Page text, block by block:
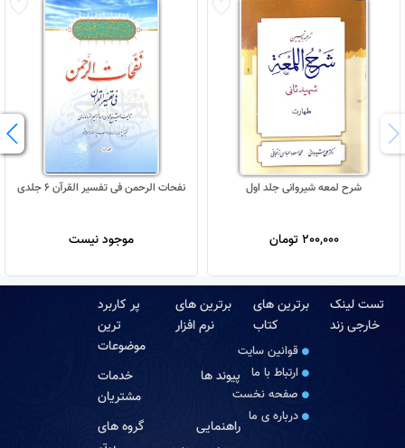
شرح لمعه شیروانی جلد اول
200,000 تومان
نفحات الرحمن فی تفسیر القرآن 6 جلدی
موجود نیست
تست لینک
خارجی زند
برترین های
کتاب
قوانین سایت
ارتباط با ما
صفحه نخست
درباره‏ ی ما
برترین های
نرم افزار
پر کاربرد
ترین
موضوعات
پیوند ها
خدمات
مشتریان
راهنمایی
گروه های